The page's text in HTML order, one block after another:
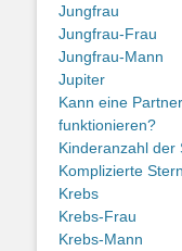
Jungfrau
Jungfrau-Frau
Jungfrau-Mann
Jupiter
Kann eine
funktionieren?
Kinderanzahl der
Komplizierte
Krebs
Krebs-Frau
Krebs-Mann